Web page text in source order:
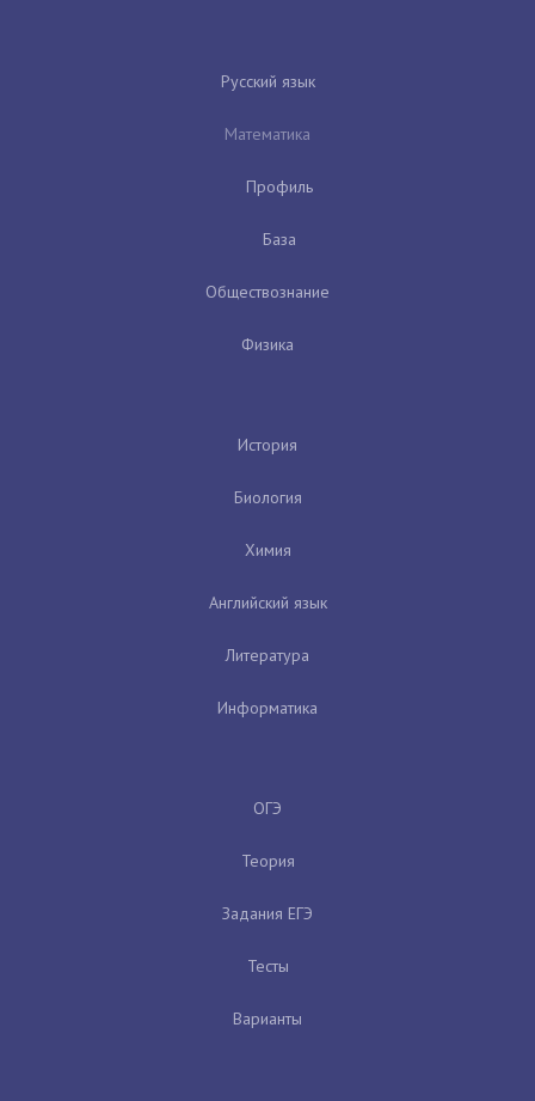
Русский язык
Математика
Профиль
База
Обществознание
Физика
История
Биология
Химия
Английский язык
Литература
Информатика
ОГЭ
Теория
Задания ЕГЭ
Тесты
Варианты